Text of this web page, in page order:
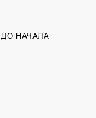
НАЧАЛА